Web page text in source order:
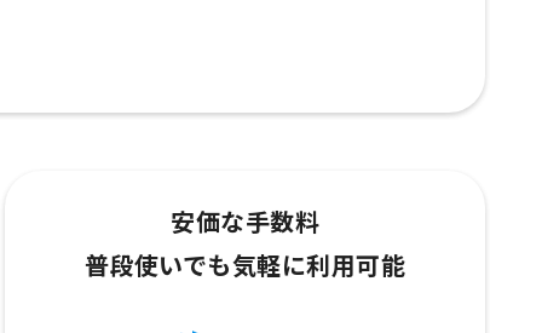
安価な手数料
普段使いでも気軽に利用可能